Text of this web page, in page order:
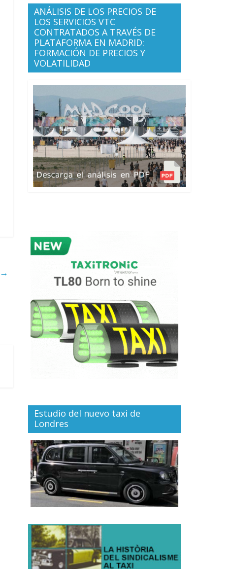
→
ANÁLISIS DE LOS PRECIOS DE
LOS SERVICIOS VTC
CONTRATADOS A TRAVÉS DE
PLATAFORMA EN MADRID:
FORMACIÓN DE PRECIOS Y
VOLATILIDAD
Estudio del nuevo taxi de
Londres